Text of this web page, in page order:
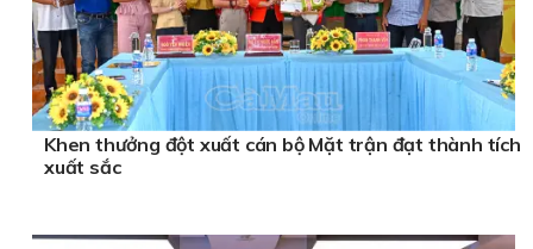
Khen thưởng đột xuất cán bộ Mặt trận đạt thành tích
xuất sắc